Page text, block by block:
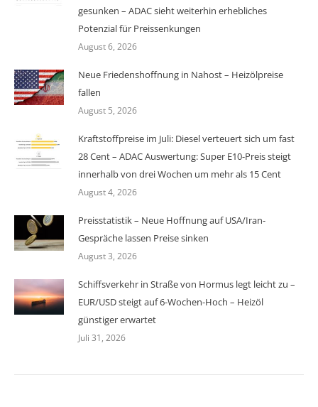
gesunken – ADAC sieht weiterhin erhebliches
Potenzial für Preissenkungen
August 6, 2026
Neue Friedenshoffnung in Nahost – Heizölpreise
fallen
August 5, 2026
Kraftstoffpreise im Juli: Diesel verteuert sich um fast
28 Cent – ADAC Auswertung: Super E10-Preis steigt
innerhalb von drei Wochen um mehr als 15 Cent
August 4, 2026
Preisstatistik – Neue Hoffnung auf USA/Iran-
Gespräche lassen Preise sinken
August 3, 2026
Schiffsverkehr in Straße von Hormus legt leicht zu –
EUR/USD steigt auf 6-Wochen-Hoch – Heizöl
günstiger erwartet
Juli 31, 2026